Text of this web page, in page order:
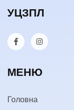
УЦЗПЛ
МЕНЮ
Головна